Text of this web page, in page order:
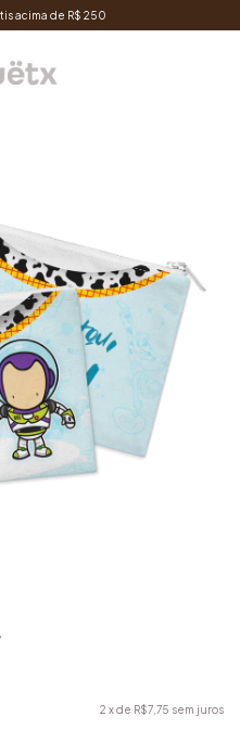
acima de R$ 250
2 x de R$7,75 sem juros